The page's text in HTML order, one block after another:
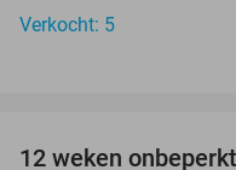
Verkocht: 5
12 weken